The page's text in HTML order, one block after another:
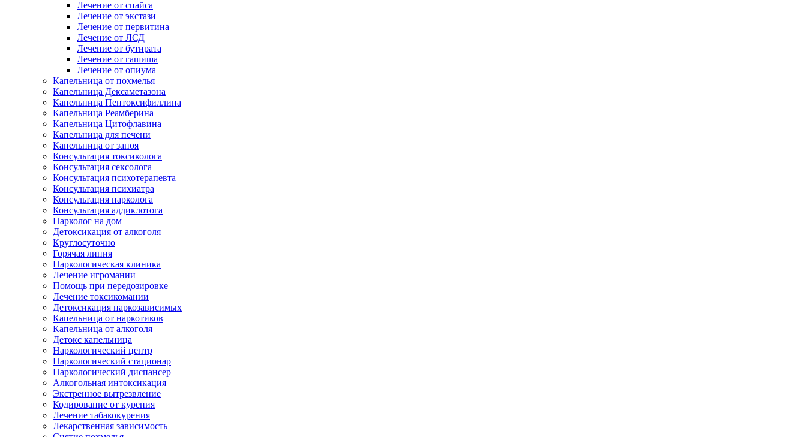
Лечение от спайса
Лечение от экстази
Лечение от первитина
Лечение от ЛСД
Лечение от бутирата
Лечение от гашиша
Лечение от опиума
Капельница от похмелья
Капельница Дексаметазона
Капельница Пентоксифиллина
Капельница Реамберина
Капельница Цитофлавина
Капельница для печени
Капельница от запоя
Консультация токсиколога
Консультация сексолога
Консультация психотерапевта
Консультация психиатра
Консультация нарколога
Консультация аддиклотога
Нарколог на дом
Детоксикация от алкоголя
Круглосуточно
Горячая линия
Наркологическая клиника
Лечение игромании
Помощь при передозировке
Лечение токсикомании
Детоксикация наркозависимых
Капельница от наркотиков
Капельница от алкоголя
Детокс капельница
Наркологический центр
Наркологический стационар
Наркологический диспансер
Алкогольная интоксикация
Экстренное вытрезвление
Кодирование от курения
Лечение табакокурения
Лекарственная зависимость